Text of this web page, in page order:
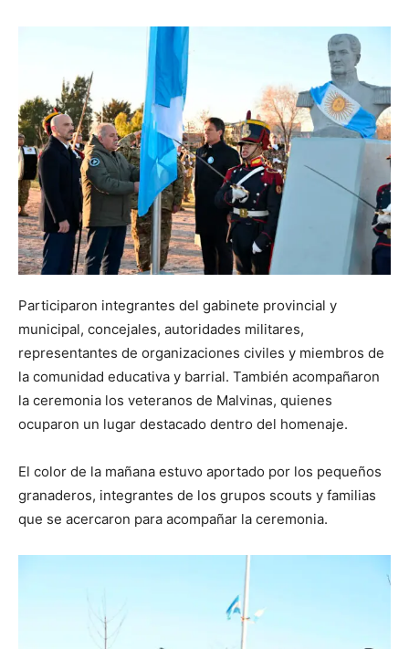
Participaron integrantes del gabinete provincial y
municipal, concejales, autoridades militares,
representantes de organizaciones civiles y miembros de
la comunidad educativa y barrial. También acompañaron
la ceremonia los veteranos de Malvinas, quienes
ocuparon un lugar destacado dentro del homenaje.
El color de la mañana estuvo aportado por los pequeños
granaderos, integrantes de los grupos scouts y familias
que se acercaron para acompañar la ceremonia.